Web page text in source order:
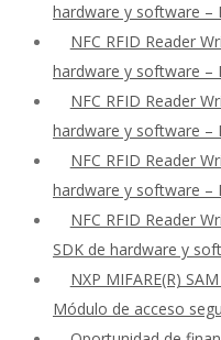
hardware y software –
NFC RFID Reader
hardware y software –
NFC RFID Reader
hardware y software –
NFC RFID Reader
hardware y software –
NFC RFID Reader
SDK de hardware y
NXP MIFARE(R)
Módulo de acceso